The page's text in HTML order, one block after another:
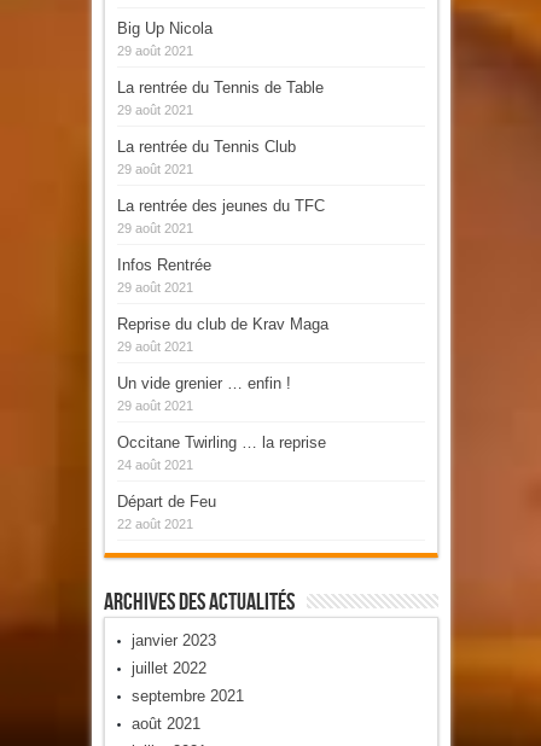
Big Up Nicola
29 août 2021
La rentrée du Tennis de Table
29 août 2021
La rentrée du Tennis Club
29 août 2021
La rentrée des jeunes du TFC
29 août 2021
Infos Rentrée
29 août 2021
Reprise du club de Krav Maga
29 août 2021
Un vide grenier … enfin !
29 août 2021
Occitane Twirling … la reprise
24 août 2021
Départ de Feu
22 août 2021
Archives Des Actualités
janvier 2023
juillet 2022
septembre 2021
août 2021